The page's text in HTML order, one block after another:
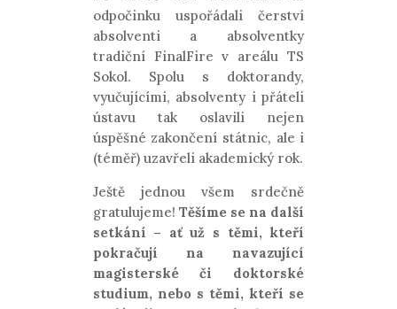
odpočinku uspořádali čerství
absolventi a absolventky
tradiční FinalFire v areálu TS
Sokol. Spolu s doktorandy,
vyučujícími, absolventy i přáteli
ústavu tak oslavili nejen
úspěšné zakončení státnic, ale i
(téměř) uzavřeli akademický rok.
Ještě jednou všem srdečně
gratulujeme! Těšíme se na další
setkání – ať už s těmi, kteří
pokračují na navazující
magisterské či doktorské
studium, nebo s těmi, kteří se